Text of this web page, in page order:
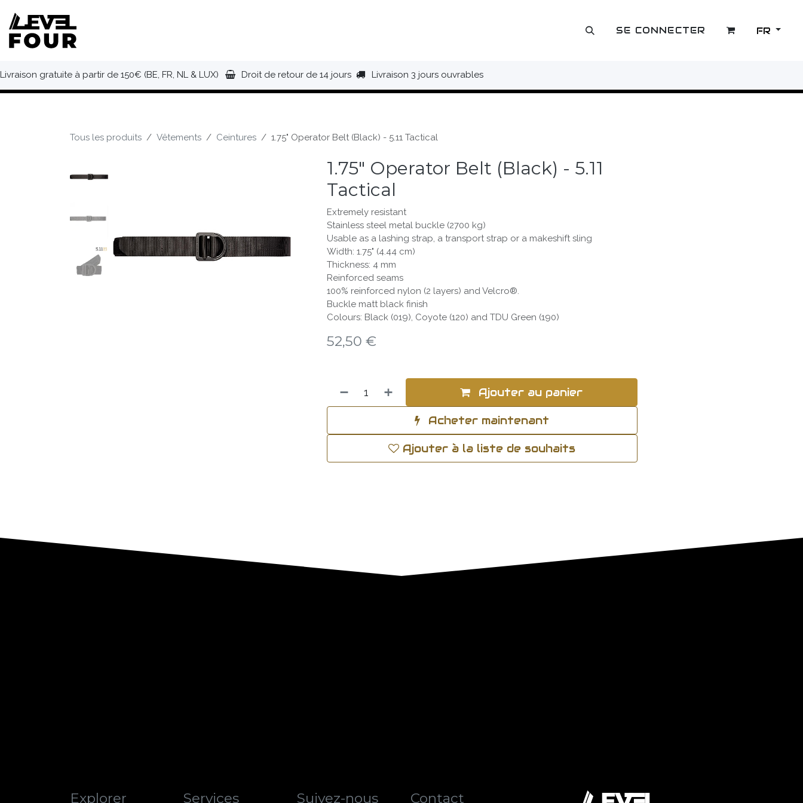
OUTLET SE CONNECTER FR
Livraison gratuite à partir de 150€ (BE, FR, NL & LUX) Droit de retour de 14 jours Livraison 3 jours ouvrables
Tous les produits Vêtements Ceintures 1.75" Operator Belt (Black) - 5.11 Tactical
1.75" Operator Belt (Black) - 5.11
Tactical
Extremely resistant
Stainless steel metal buckle (2700 kg)
Usable as a lashing strap, a transport strap or a makeshift sling
Width: 1.75" (4.44 cm)
Thickness: 4 mm
Reinforced seams
100% reinforced nylon (2 layers) and Velcro®.
Buckle matt black finish
Colours: Black (019), Coyote (120) and TDU Green (190)
52,50 €
Ajouter au panier
Acheter maintenant
Ajouter à la liste de souhaits
Explorer Services Suivez-nous Contact